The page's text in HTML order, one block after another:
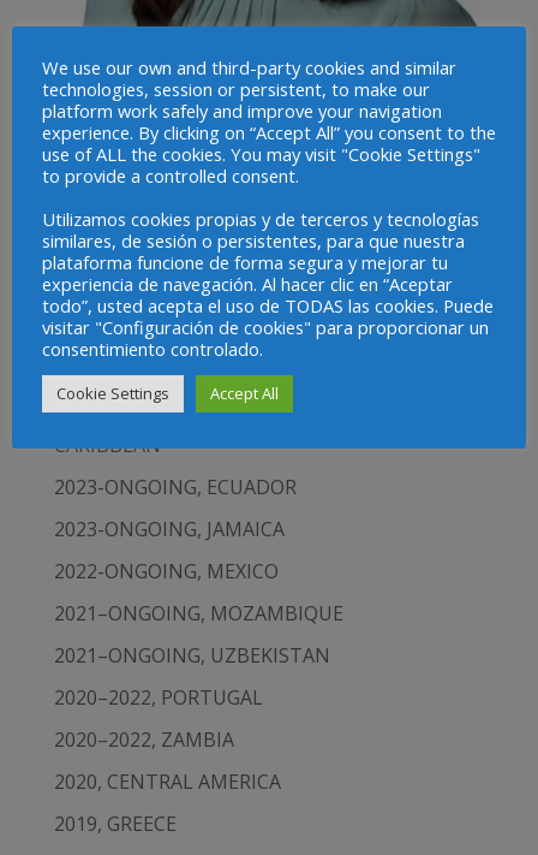
Raquel Gomez
Projects
2023-ONGOING, EUROPEAN UNION
2023-ONGOING, LATIN AMERICA AND THE
CARIBBEAN
2023-ONGOING, ECUADOR
2023-ONGOING, JAMAICA
2022-ONGOING, MEXICO
2021–ONGOING, MOZAMBIQUE
2021–ONGOING, UZBEKISTAN
2020–2022, PORTUGAL
2020–2022, ZAMBIA
2020, CENTRAL AMERICA
2019, GREECE
We use our own and third-party cookies and similar
technologies, session or persistent, to make our
platform work safely and improve your navigation
experience. By clicking on “Accept All” you consent to the
use of ALL the cookies. You may visit "Cookie Settings"
to provide a controlled consent.
Utilizamos cookies propias y de terceros y tecnologías
similares, de sesión o persistentes, para que nuestra
plataforma funcione de forma segura y mejorar tu
experiencia de navegación. Al hacer clic en “Aceptar
todo”, usted acepta el uso de TODAS las cookies. Puede
visitar "Configuración de cookies" para proporcionar un
consentimiento controlado.
Cookie Settings Accept All